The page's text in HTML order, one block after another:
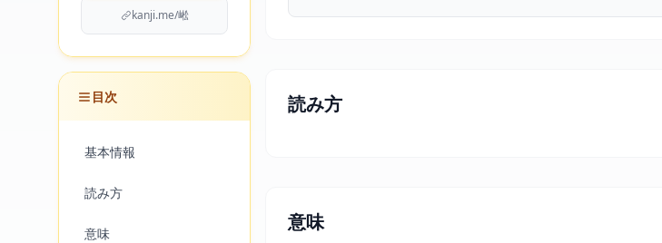
kanji.me/㟣
目次
基本情報
読み方
意味
読み方
意味